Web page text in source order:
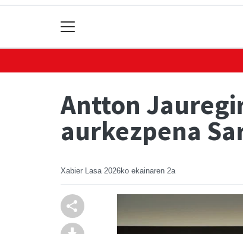
Antton
aurkezpena
Xabier Lasa 2026ko ekainaren 2a